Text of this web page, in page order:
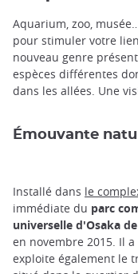
Aquarium, zoo,
pour stimuler votre
nouveau genre
espèces différentes
dans les allées. Une
Émouvante
Installé dans le
immédiate du parc
universelle d'Osaka
en novembre 2015. Il
exploite également le